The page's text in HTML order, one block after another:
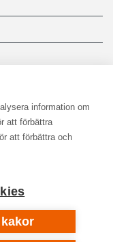
information om
att förbättra
att förbättra och